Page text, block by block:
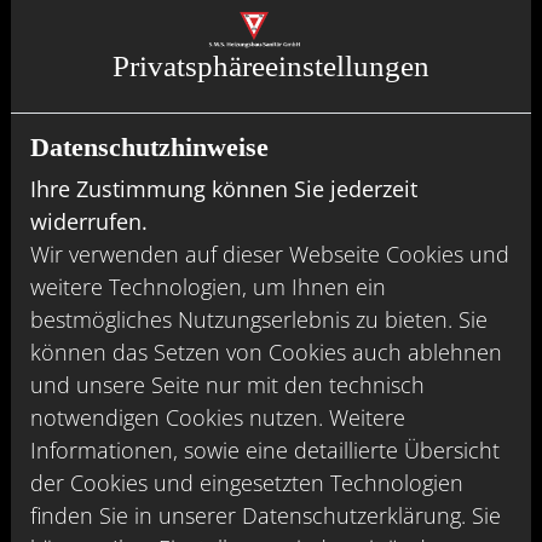
Ihre Vorteile
Individuelle Planung und persönliche
Wir sprechen mit Ihnen über Ihre
Vorstellungen und Wünsche
Wir prüfen für Sie die Voraussetzungen für
einen Umstieg von Öl auf Gas
Sie bekommen eine transparente
Kostenaufstellung und Beratung
Privatsphäre­einstellungen
Datenschutzhinweise
Ihre Zustimmung können Sie jederzeit
widerrufen.
Wir verwenden auf dieser Webseite Cookies und
weitere Technologien, um Ihnen ein
bestmögliches Nutzungserlebnis zu bieten. Sie
können das Setzen von Cookies auch ablehnen
und unsere Seite nur mit den technisch
notwendigen Cookies nutzen. Weitere
Informationen, sowie eine detaillierte Übersicht
der Cookies und eingesetzten Technologien
finden Sie in unserer Datenschutzerklärung. Sie